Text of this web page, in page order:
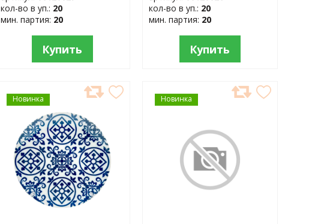
кол-во в уп.: 20
мин. партия: 20
Купить
кол-во в уп.: 20
мин. партия: 20
Купить
Новинка
ДОБАВИТЬ
В
ИЗБРАННОЕ
Новинка
ДОБАВИТЬ
В